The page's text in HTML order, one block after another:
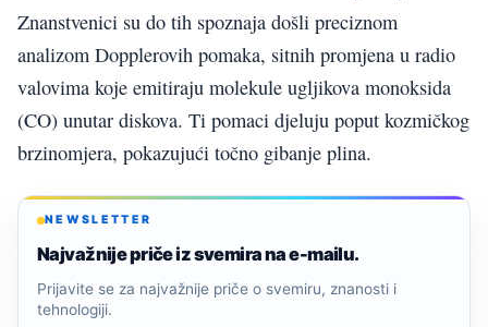
Znanstvenici su do tih spoznaja došli preciznom
analizom Dopplerovih pomaka, sitnih promjena u radio
valovima koje emitiraju molekule ugljikova monoksida
(CO) unutar diskova. Ti pomaci djeluju poput kozmičkog
brzinomjera, pokazujući točno gibanje plina.
NEWSLETTER
Najvažnije priče iz svemira na e-mailu.
Prijavite se za najvažnije priče o svemiru, znanosti i
tehnologiji.